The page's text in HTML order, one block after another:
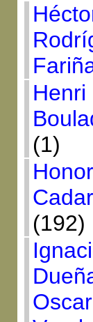
Henri
(1)
(192)
Oscar